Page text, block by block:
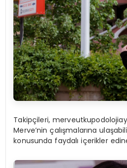
Takipçileri,
Merve’nin çalışmalarına
konusunda faydalı içerikler